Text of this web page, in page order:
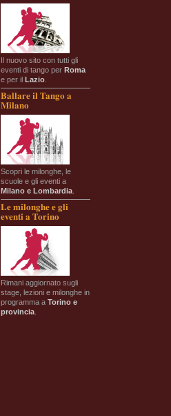
Il nuovo sito con tutti gli
eventi di tango per Roma
e per il Lazio
Ballare il Tango a
Milano
Scopri le milonghe, le
scuole e gli eventi a
Milano e Lombardia
Le milonghe e gli
eventi a Torino
Rimani aggiornato sugli
stage, lezioni e milonghe in
programma a Torino e
provincia